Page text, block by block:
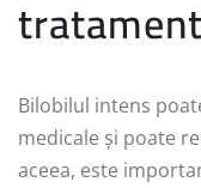
Bilobilul intens
medicale și poate
aceea, este